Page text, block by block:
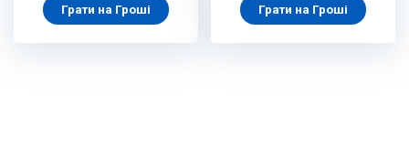
Грати на Гроші Грати на Гроші